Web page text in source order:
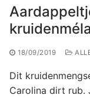
18/09/2019
Dit
Carolina dirt rub.